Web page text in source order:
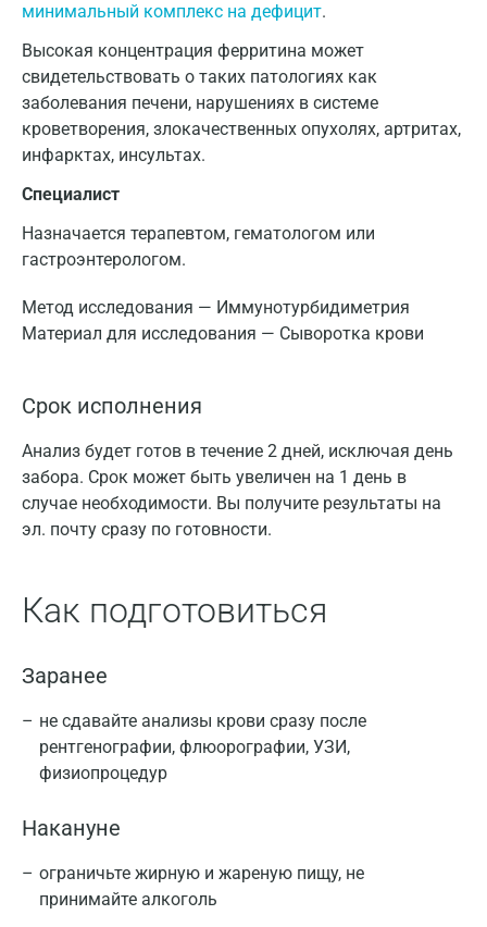
минимальный комплекс на дефицит.
Высокая концентрация ферритина может
свидетельствовать о таких патологиях как
заболевания печени, нарушениях в системе
кроветворения, злокачественных опухолях, артритах,
инфарктах, инсультах.
Специалист
Назначается терапевтом, гематологом или
гастроэнтерологом.
Метод исследования — Иммунотурбидиметрия
Материал для исследования — Сыворотка крови
Срок исполнения
Анализ будет готов в течение 2 дней, исключая день
забора. Срок может быть увеличен на 1 день в
случае необходимости. Вы получите результаты на
эл. почту сразу по готовности.
Как подготовиться
Заранее
не сдавайте анализы крови сразу после
рентгенографии, флюорографии, УЗИ,
физиопроцедур
Накануне
ограничьте жирную и жареную пищу, не
принимайте алкоголь